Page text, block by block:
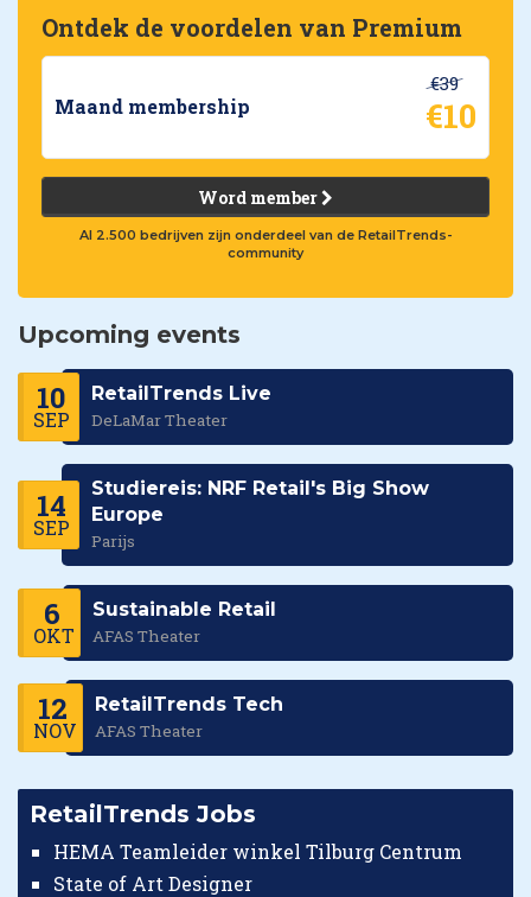
Ontdek de voordelen van Premium
Maand membership
€39
€10
Word member
Al 2.500 bedrijven zijn onderdeel van de RetailTrends-
community
Upcoming events
10
SEP
RetailTrends Live
DeLaMar Theater
14
SEP
Studiereis: NRF Retail's Big Show
Europe
Parijs
6
OKT
Sustainable Retail
AFAS Theater
12
NOV
RetailTrends Tech
AFAS Theater
RetailTrends Jobs
HEMA Teamleider winkel Tilburg Centrum
State of Art Designer